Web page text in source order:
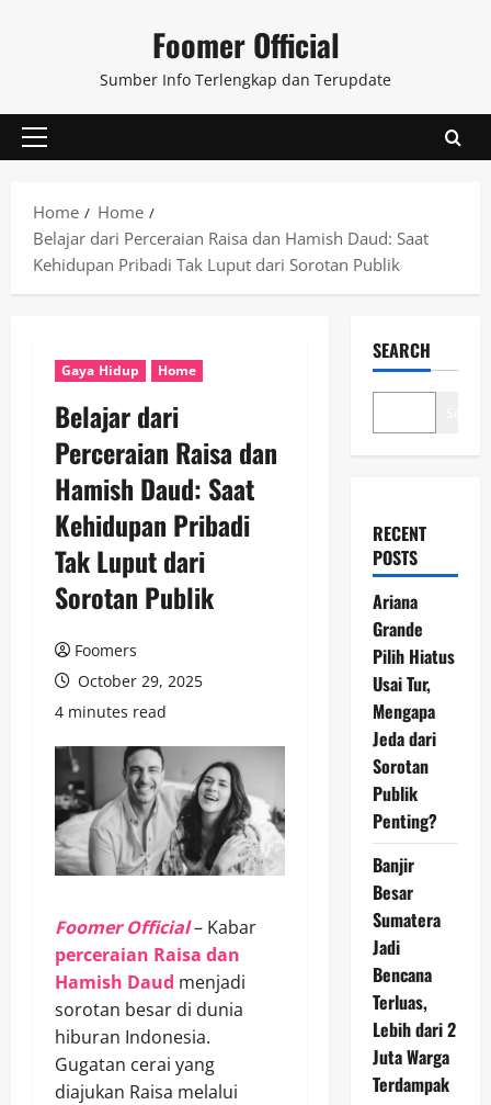
Foomer Official
Sumber Info Terlengkap dan Terupdate
Primary
Home
Home
Belajar dari Perceraian Raisa dan Hamish Daud: Saat
Kehidupan Pribadi Tak Luput dari Sorotan Publik
Gaya Hidup Home
Belajar dari
Perceraian Raisa dan
Hamish Daud: Saat
Kehidupan Pribadi
Tak Luput dari
Sorotan Publik
Foomers
October 29, 2025
4 minutes read
Foomer Official– Kabar
perceraian Raisa dan
Hamish Daud menjadi
sorotan besar di dunia
hiburan Indonesia.
Gugatan cerai yang
diajukan Raisa melalui
SEARCH
RECENT
POSTS
Ariana
Grande
Pilih Hiatus
Usai Tur,
Mengapa
Jeda dari
Sorotan
Publik
Penting?
Banjir
Besar
Sumatera
Jadi
Bencana
Terluas,
Lebih dari 2
Juta Warga
Terdampak